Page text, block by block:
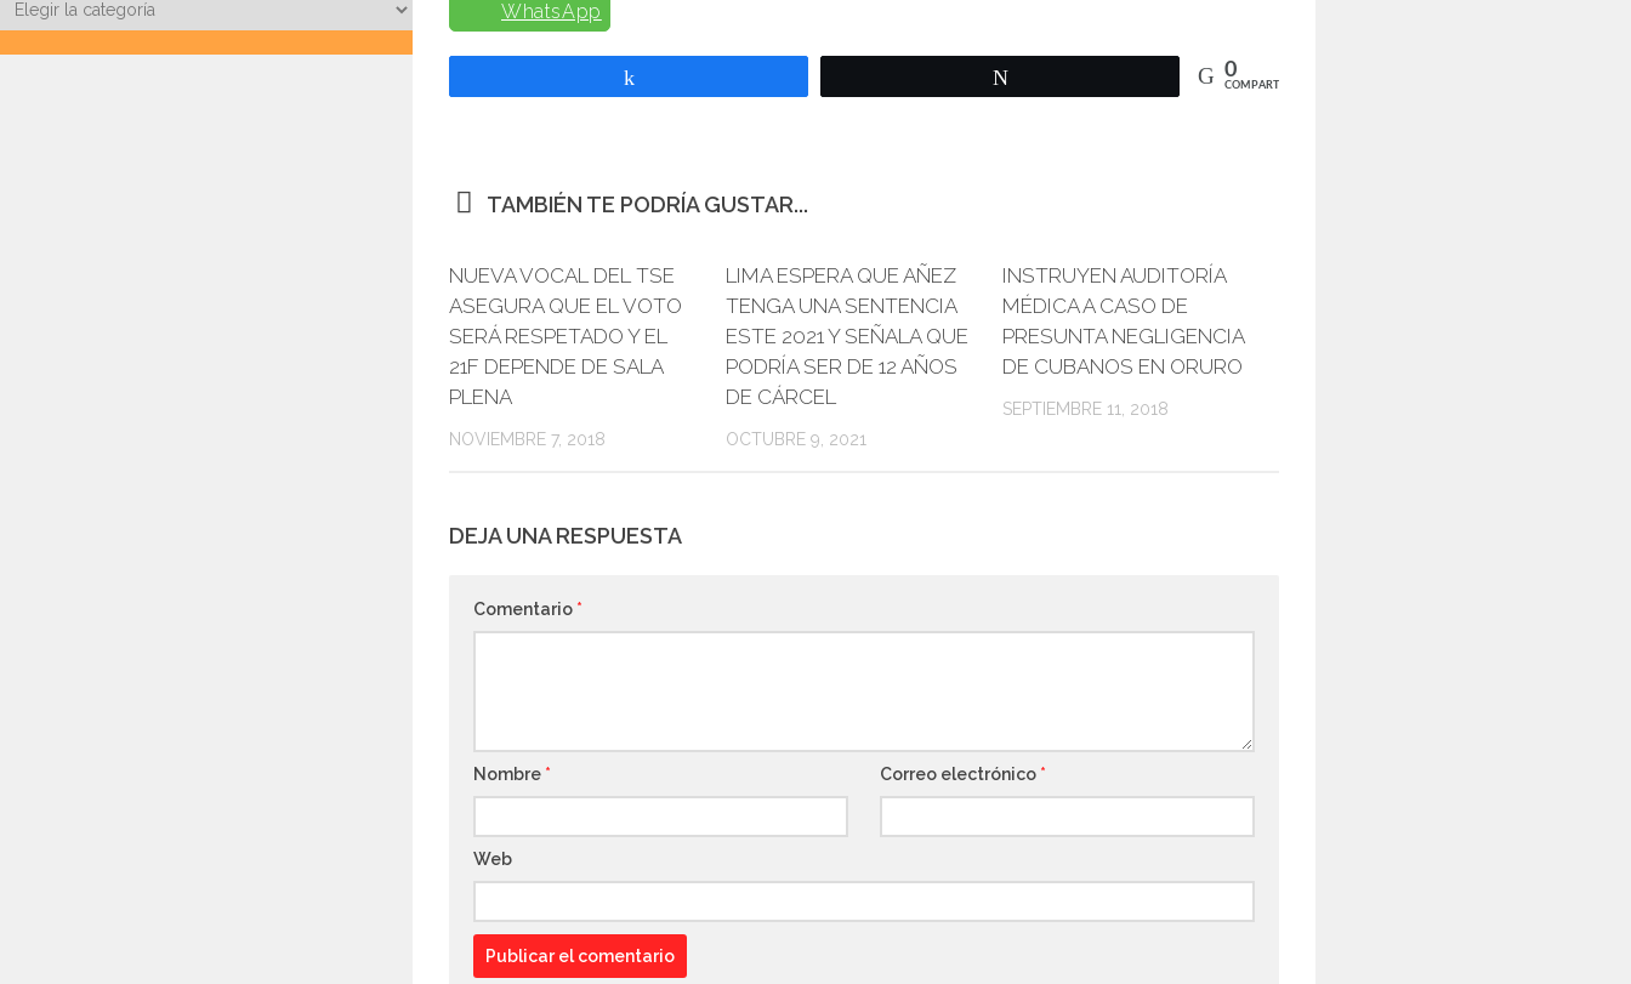
WhatsApp
0
COMPARTIR
TAMBIÉN TE PODRÍA GUSTAR...
NUEVA VOCAL DEL TSE
ASEGURA QUE EL VOTO
SERÁ RESPETADO Y EL
21F DEPENDE DE SALA
PLENA
NOVIEMBRE 7, 2018
LIMA ESPERA QUE AÑEZ
TENGA UNA SENTENCIA
ESTE 2021 Y SEÑALA QUE
PODRÍA SER DE 12 AÑOS
DE CÁRCEL
OCTUBRE 9, 2021
INSTRUYEN AUDITORÍA
MÉDICA A CASO DE
PRESUNTA NEGLIGENCIA
DE CUBANOS EN ORURO
SEPTIEMBRE 11, 2018
DEJA UNA RESPUESTA
Comentario *
Nombre * Correo electrónico *
Web